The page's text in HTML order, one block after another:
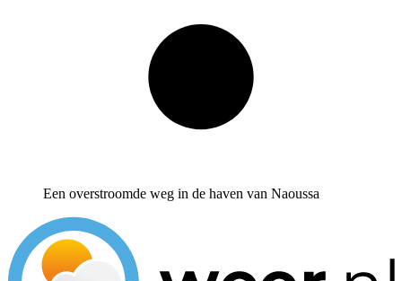
Een overstroomde weg in de haven van Naoussa